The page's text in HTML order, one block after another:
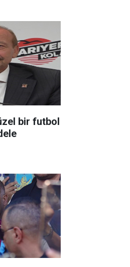
bir futbol